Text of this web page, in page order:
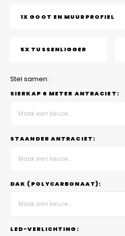
1X GOOT EN MUURPROFIEL
5X TUSSENLIGGER
Stel samen:
SIERKAP 6 METER ANTRACIET:
Maak een keuze...
STAANDER ANTRACIET:
Maak een keuze...
DAK (POLYCARBONAAT):
Maak een keuze...
LED-VERLICHTING: